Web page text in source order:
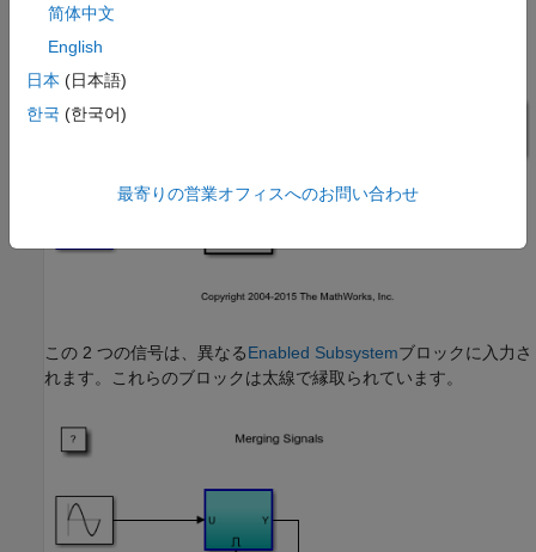
この 2 つの信号は、異なるEnabled Subsystemブロックに入力さ
れます。これらのブロックは太線で縁取られています。
简体中文
English
日本 (日本語)
한국 (한국어)
最寄りの営業オフィスへのお問い合わせ